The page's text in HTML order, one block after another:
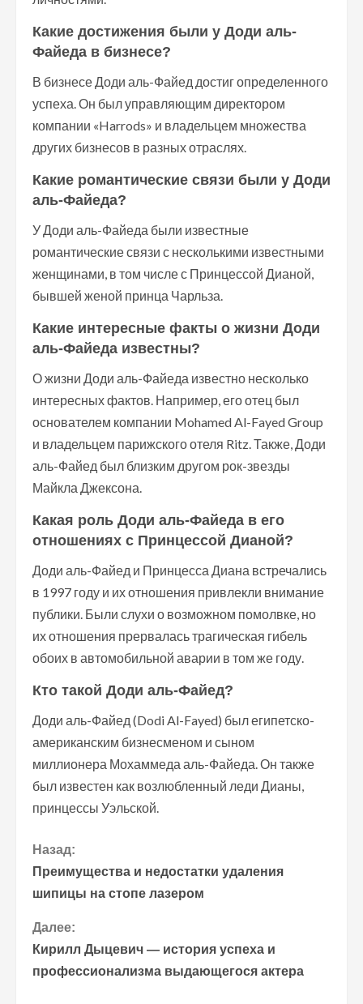
Какие достижения были у Доди аль-
Файеда в бизнесе?
В бизнесе Доди аль-Файед достиг определенного
успеха. Он был управляющим директором
компании «Harrods» и владельцем множества
других бизнесов в разных отраслях.
Какие романтические связи были у Доди
аль-Файеда?
У Доди аль-Файеда были известные
романтические связи с несколькими известными
женщинами, в том числе с Принцессой Дианой,
бывшей женой принца Чарльза.
Какие интересные факты о жизни Доди
аль-Файеда известны?
О жизни Доди аль-Файеда известно несколько
интересных фактов. Например, его отец был
основателем компании Mohamed Al-Fayed Group
и владельцем парижского отеля Ritz. Также, Доди
аль-Файед был близким другом рок-звезды
Майкла Джексона.
Какая роль Доди аль-Файеда в его
отношениях с Принцессой Дианой?
Доди аль-Файед и Принцесса Диана встречались
в 1997 году и их отношения привлекли внимание
публики. Были слухи о возможном помолвке, но
их отношения прервалась трагическая гибель
обоих в автомобильной аварии в том же году.
Кто такой Доди аль-Файед?
Доди аль-Файед (Dodi Al-Fayed) был египетско-
американским бизнесменом и сыном
миллионера Мохаммеда аль-Файеда. Он также
был известен как возлюбленный леди Дианы,
принцессы Уэльской.
П
р
о
д
Назад:
Преимущества и недостатки удаления
шипицы на стопе лазером
Далее:
Кирилл Дыцевич — история успеха и
профессионализма выдающегося актера